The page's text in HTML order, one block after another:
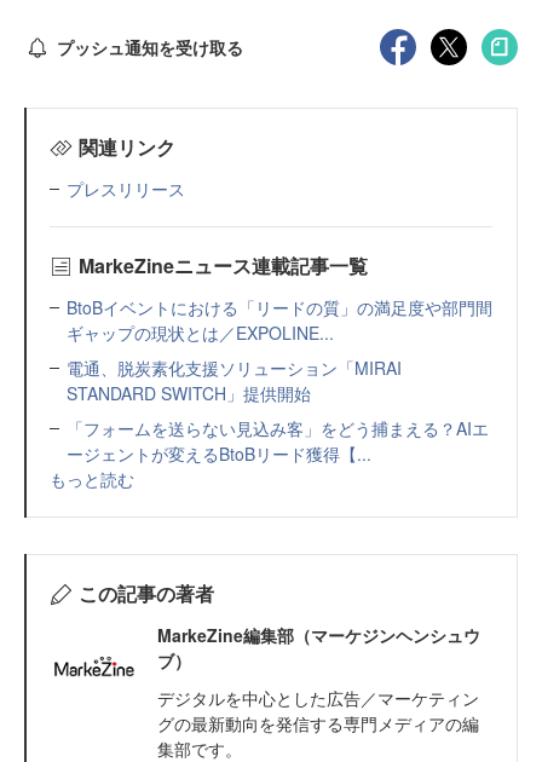
プッシュ通知を受け取る
関連リンク
プレスリリース
MarkeZineニュース連載記事一覧
BtoBイベントにおける「リードの質」の満足度や部門間
ギャップの現状とは／EXPOLINE...
電通、脱炭素化支援ソリューション「MIRAI
STANDARD SWITCH」提供開始
「フォームを送らない見込み客」をどう捕まえる？AIエ
ージェントが変えるBtoBリード獲得【...
もっと読む
この記事の著者
MarkeZine編集部（マーケジンヘンシュウ
ブ）
デジタルを中心とした広告／マーケティン
グの最新動向を発信する専門メディアの編
集部です。